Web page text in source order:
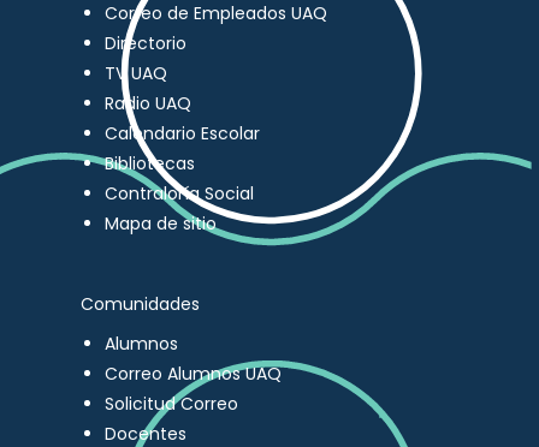
Correo de Empleados UAQ
Directorio
TV UAQ
Radio UAQ
Calendario Escolar
Bibliotecas
Contraloría Social
Mapa de sitio
Comunidades
Alumnos
Correo Alumnos UAQ
Solicitud Correo
Docentes